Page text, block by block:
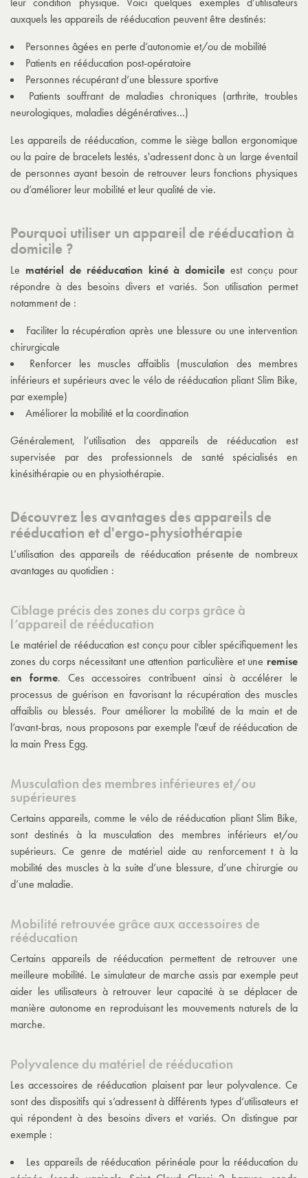
auxquels les appareils de rééducation peuvent être destinés:
Personnes âgées en perte d’autonomie et/ou de mobilité
Patients en rééducation post-opératoire
Personnes récupérant d’une blessure sportive
Patients souffrant de maladies chroniques (arthrite, troubles
neurologiques, maladies dégénératives…)
Les appareils de rééducation, comme le siège ballon ergonomique
ou la paire de bracelets lestés, s'adressent donc à un large éventail
de personnes ayant besoin de retrouver leurs fonctions physiques
ou d’améliorer leur mobilité et leur qualité de vie.
Pourquoi utiliser un appareil de rééducation à
domicile ?
Le matériel de rééducation kiné à domicile est conçu pour
répondre à des besoins divers et variés. Son utilisation permet
notamment de :
Faciliter la récupération après une blessure ou une intervention
chirurgicale
Renforcer les muscles affaiblis (musculation des membres
inférieurs et supérieurs avec le vélo de rééducation pliant Slim Bike,
par exemple)
Améliorer la mobilité et la coordination
Généralement, l’utilisation des appareils de rééducation est
supervisée par des professionnels de santé spécialisés en
kinésithérapie ou en physiothérapie.
Découvrez les avantages des appareils de
rééducation et d'ergo-physiothérapie
L’utilisation des appareils de rééducation présente de nombreux
avantages au quotidien :
Ciblage précis des zones du corps grâce à
l’appareil de rééducation
Le matériel de rééducation est conçu pour cibler spécifiquement les
zones du corps nécessitant une attention particulière et une remise
en forme. Ces accessoires contribuent ainsi à accélérer le
processus de guérison en favorisant la récupération des muscles
affaiblis ou blessés. Pour améliorer la mobilité de la main et de
l’avant-bras, nous proposons par exemple l'œuf de rééducation de
la main Press Egg.
Musculation des membres inférieures et/ou
supérieures
Certains appareils, comme le vélo de rééducation pliant Slim Bike,
sont destinés à la musculation des membres inférieurs et/ou
supérieurs. Ce genre de matériel aide au renforcement t à la
mobilité des muscles à la suite d’une blessure, d’une chirurgie ou
d’une maladie.
Mobilité retrouvée grâce aux accessoires de
rééducation
Certains appareils de rééducation permettent de retrouver une
meilleure mobilité. Le simulateur de marche assis par exemple peut
aider les utilisateurs à retrouver leur capacité à se déplacer de
manière autonome en reproduisant les mouvements naturels de la
marche.
Polyvalence du matériel de rééducation
Les accessoires de rééducation plaisent par leur polyvalence. Ce
sont des dispositifs qui s’adressent à différents types d’utilisateurs et
qui répondent à des besoins divers et variés. On distingue par
exemple :
Les appareils de rééducation périnéale pour la rééducation du